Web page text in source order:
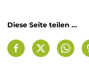
Diese Seite teilen …